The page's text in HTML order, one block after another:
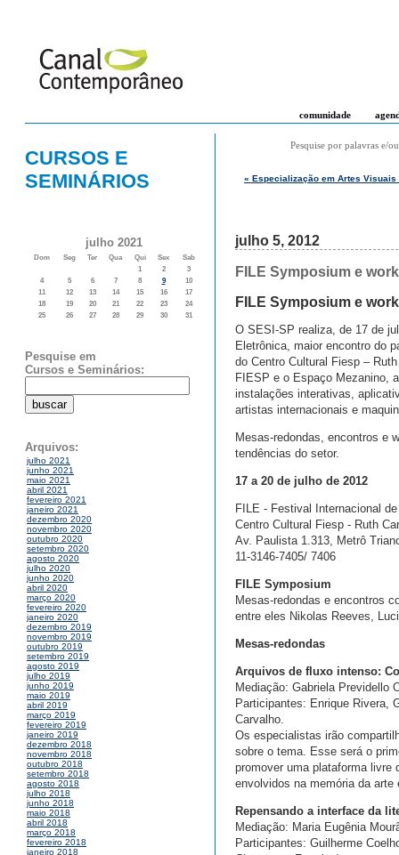
comunidade
CURSOS E
SEMINÁRIOS
julho 2021
Dom Seg Ter Qua Qui Sex
Sab
1
2
3
4
5 6 7 8 9
10
11
12 13 14 15 16
17
18
19 20 21 22 23
24
25
26 27 28 29 30 31
Pesquise em
Cursos e Seminários:
Arquivos:
julho 2021
junho 2021
maio 2021
abril 2021
fevereiro 2021
janeiro 2021
dezembro 2020
novembro 2020
outubro 2020
setembro 2020
agosto 2020
julho 2020
junho 2020
abril 2020
março 2020
fevereiro 2020
janeiro 2020
dezembro 2019
novembro 2019
outubro 2019
setembro 2019
agosto 2019
julho 2019
junho 2019
maio 2019
abril 2019
março 2019
fevereiro 2019
janeiro 2019
dezembro 2018
novembro 2018
outubro 2018
setembro 2018
agosto 2018
julho 2018
junho 2018
maio 2018
abril 2018
março 2018
fevereiro 2018
janeiro 2018
Pesquise por palavras e/
« Especialização em Artes
julho 5, 2012
FILE Symposium e
FILE Symposium e
O SESI-SP realiza, de 17 de
Eletrônica, maior encontro do
do Centro Cultural Fiesp –
FIESP e o Espaço Mezanino,
instalações interativas,
artistas internacionais e
Mesas-redondas, encontros e
tendências do setor.
17 a 20 de julho de 2012
FILE - Festival Internacional
Centro Cultural Fiesp - Ruth
Av. Paulista 1.313, Metrô
11-3146-7405/ 7406
FILE Symposium
Mesas-redondas e encontros
entre eles Nikolas Reeves,
Mesas-redondas
Arquivos de fluxo intenso:
Mediação: Gabriela Previdello
Participantes: Enrique Rivera,
Carvalho.
Os especialistas irão
sobre o tema. Esse será o
promover uma plataforma
envolvidos na memória da arte
Repensando a interface da
Mediação: Maria Eugênia
Participantes: Guilherme